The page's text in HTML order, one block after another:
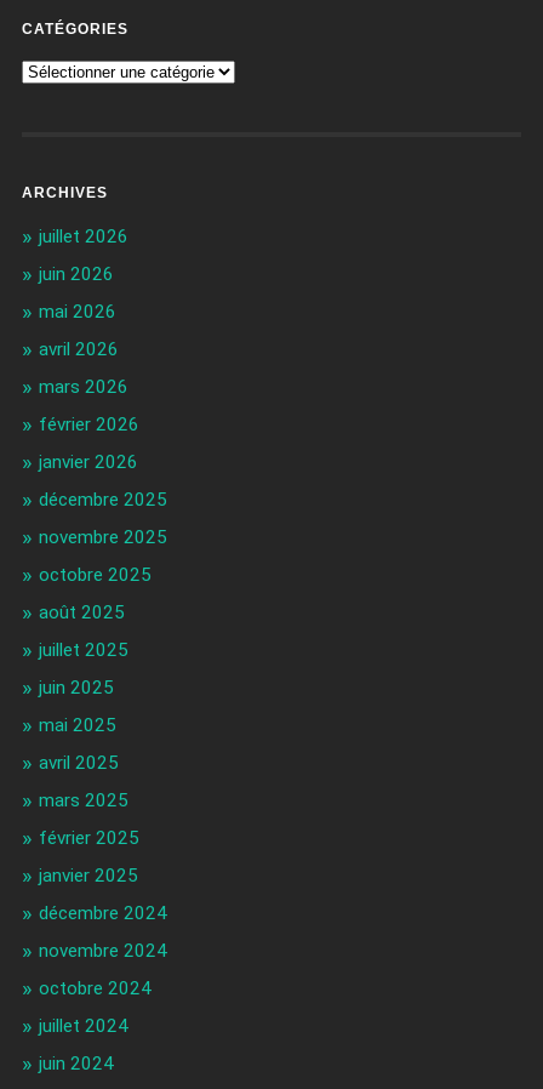
CATÉGORIES
ARCHIVES
juillet 2026
juin 2026
mai 2026
avril 2026
mars 2026
février 2026
janvier 2026
décembre 2025
novembre 2025
octobre 2025
août 2025
juillet 2025
juin 2025
mai 2025
avril 2025
mars 2025
février 2025
janvier 2025
décembre 2024
novembre 2024
octobre 2024
juillet 2024
juin 2024